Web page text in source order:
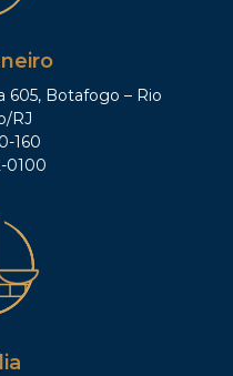
605, Botafogo – Rio
RJ
160
0100